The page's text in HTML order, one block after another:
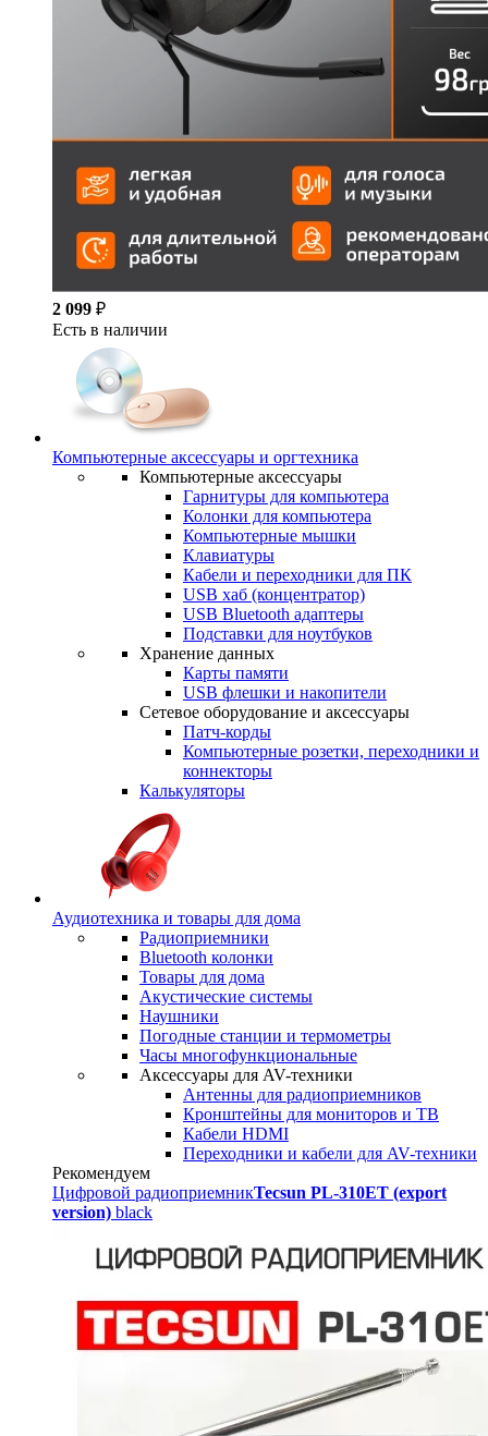
2 099 ₽
Есть в наличии
Компьютерные аксессуары и оргтехника
Компьютерные аксессуары
Гарнитуры для компьютера
Колонки для компьютера
Компьютерные мышки
Клавиатуры
Кабели и переходники для ПК
USB хаб (концентратор)
USB Bluetooth адаптеры
Подставки для ноутбуков
Хранение данных
Карты памяти
USB флешки и накопители
Сетевое оборудование и аксессуары
Патч-корды
Компьютерные розетки, переходники и
коннекторы
Калькуляторы
Аудиотехника и товары для дома
Радиоприемники
Bluetooth колонки
Товары для дома
Акустические системы
Наушники
Погодные станции и термометры
Часы многофункциональные
Аксессуары для AV-техники
Антенны для радиоприемников
Кронштейны для мониторов и ТВ
Кабели HDMI
Переходники и кабели для AV-техники
Рекомендуем
Цифровой радиоприемникTecsun PL-310ET (export
version) black